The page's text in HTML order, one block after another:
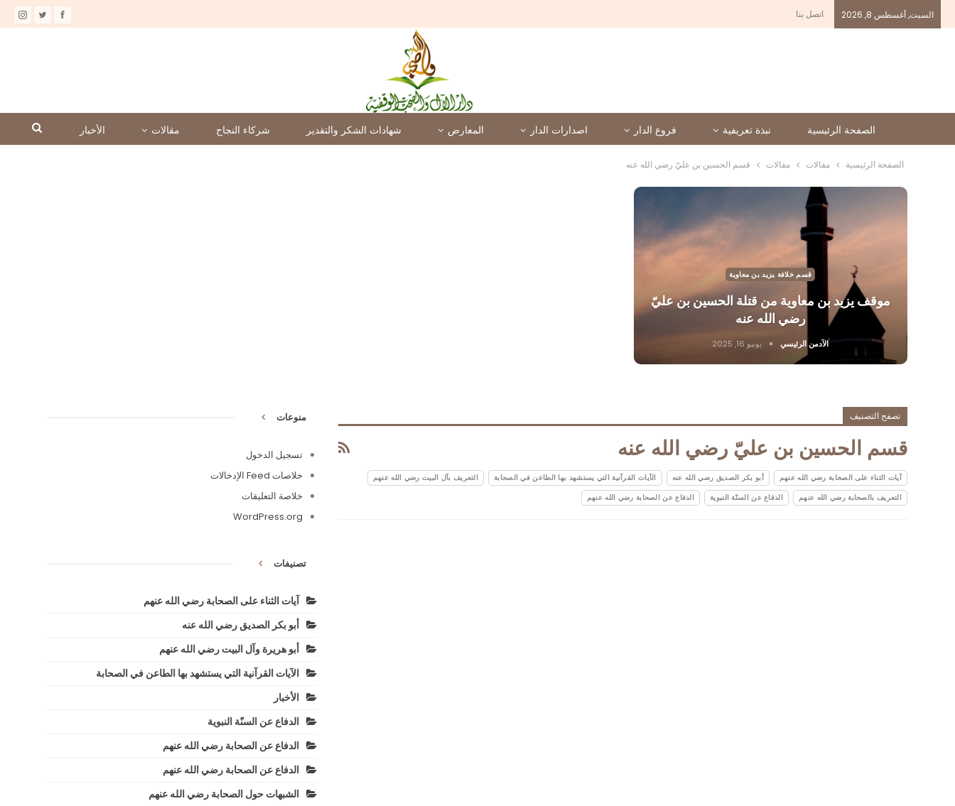
السبت, أغسطس 8, 2026 اتصل بنا
الصفحة الرئيسية نبذة تعريفية فروع الدار اصدارات الدار المعارض شهادات الشكر والتقدير شركاء النجاح مقالات الأخبار
الصفحة الرئيسية مقالات مقالات قسم الحسين بن عليّ رضي الله عنه
قسم خلافة يزيد بن معاوية
موقف يزيد بن معاوية من قتلة الحسين بن عليّ
رضي الله عنه
الآدمن الرئيسي يونيو 16, 2025
تصفح التصنيف
قسم الحسين بن عليّ رضي الله عنه
آيات الثناء على الصحابة رضي الله عنهم أبو بكر الصديق رضي الله عنه الآيات القرآنية التي يستشهد بها الطاعن في الصحابة التعريف بآل البيت رضي الله عنهم
التعريف بالصحابة رضي الله عنهم الدفاع عن السنّة النبوية الدفاع عن الصحابة رضي الله عنهم
منوعات
تسجيل الدخول
خلاصات Feed الإدخالات
خلاصة التعليقات
WordPress.org
تصنيفات
آيات الثناء على الصحابة رضي الله عنهم
أبو بكر الصديق رضي الله عنه
أبو هريرة وآل البيت رضي الله عنهم
الآيات القرآنية التي يستشهد بها الطاعن في الصحابة
الأخبار
الدفاع عن السنّة النبوية
الدفاع عن الصحابة رضي الله عنهم
الدفاع عن الصحابة رضي الله عنهم
الشبهات حول الصحابة رضي الله عنهم